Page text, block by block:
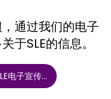
通过我们的电子
于SLE的信息。
查看SLE电子宣传册